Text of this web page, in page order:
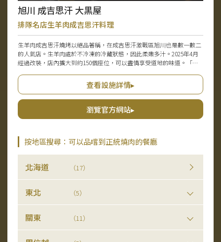
旭川 成吉思汗 大黒屋
排隊名店生羊肉成吉思汗料理
生羊肉成吉思汗燒烤以絕品著稱，在成吉思汗激戰區旭川也是數一數二
的人氣店。生羊肉處於不冷凍的冷藏狀態，因此柔嫩多汁。2025年4月
經過改裝，店內擴大到約150個座位，可以盡情享受道地的味道。「函
查看設施詳情▸
瀏覽官方網站▸
按地區搜尋：可以品嚐到正統燒肉的餐廳
北海道 （17）
東北 （5）
關東 （11）